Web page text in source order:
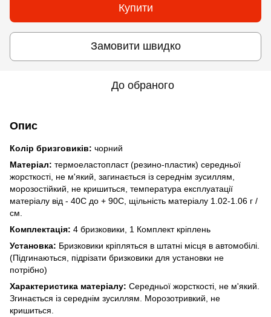
Купити
Замовити швидко
До обраного
Опис
Колір бризговиків: чорний
Матеріал: термоеластопласт (резино-пластик) середньої
жорсткості, не м'який, загинається із середнім зусиллям,
морозостійкий, не кришиться, температура експлуатації
матеріалу від - 40С до + 90С, щільність матеріалу 1.02-1.06 г /
см.
Комплектація: 4 бризковики, 1 Комплект кріплень
Установка: Бризковики кріпляться в штатні місця в автомобілі.
(Підгинаються, підрізати бризковики для установки не
потрібно)
Характеристика матеріалу: Середньої жорсткості, не м'який.
Згинається із середнім зусиллям. Морозотривкий, не
кришиться.